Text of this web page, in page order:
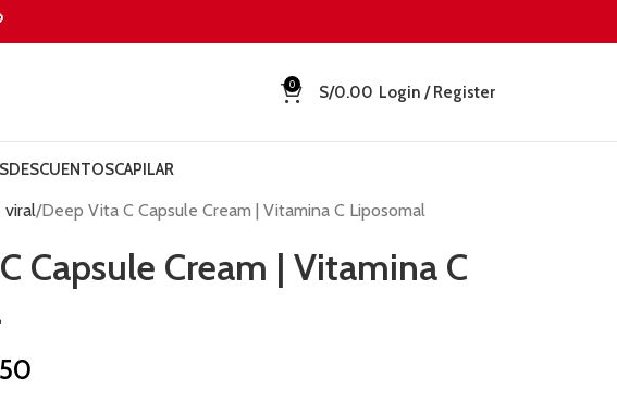
0 S/0.00 Login / Register
DESCUENTOSCAPILAR
viral Deep Vita C Capsule Cream | Vitamina C Liposomal
Capsule Cream | Vitamina C